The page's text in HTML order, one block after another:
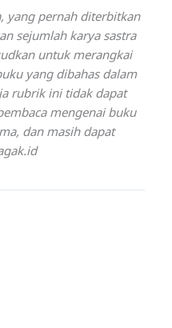
yang pernah diterbitkan
sejumlah karya sastra
untuk merangkai
yang dibahas dalam
rubrik ini tidak dapat
mengenai buku
dan masih dapat